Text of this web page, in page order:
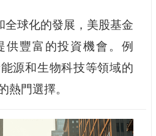
全球化的發展，美股基金
供豐富的投資機會。例
源和生物科技等領域的
熱門選擇。